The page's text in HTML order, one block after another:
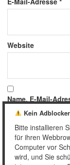
Website
Name, E-Mail-
meinen nächsten
Kein
Bitte installieren
für ihren
Computer vor
wird, und Sie